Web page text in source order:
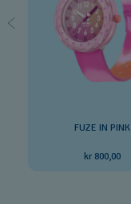
FUZE IN PINK
kr 800,00